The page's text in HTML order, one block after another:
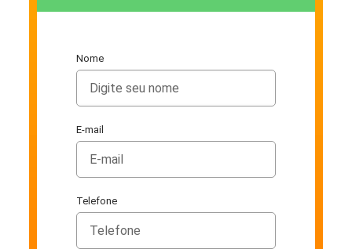
Nome
E-mail
Telefone